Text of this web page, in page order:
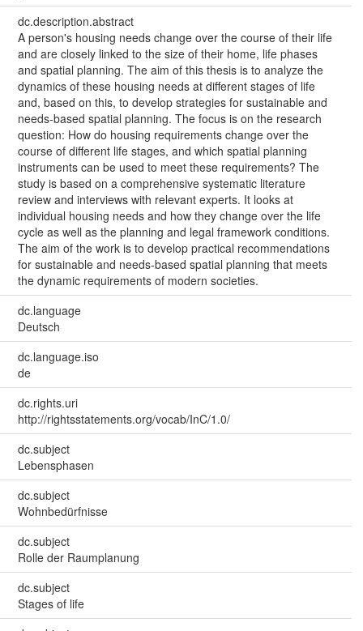
dc.description.abstract
A person's housing needs change over the course of their life
and are closely linked to the size of their home, life phases
and spatial planning. The aim of this thesis is to analyze the
dynamics of these housing needs at different stages of life
and, based on this, to develop strategies for sustainable and
needs-based spatial planning. The focus is on the research
question: How do housing requirements change over the
course of different life stages, and which spatial planning
instruments can be used to meet these requirements? The
study is based on a comprehensive systematic literature
review and interviews with relevant experts. It looks at
individual housing needs and how they change over the life
cycle as well as the planning and legal framework conditions.
The aim of the work is to develop practical recommendations
for sustainable and needs-based spatial planning that meets
the dynamic requirements of modern societies.
dc.language
Deutsch
dc.language.iso
de
dc.rights.uri
http://rightsstatements.org/vocab/InC/1.0/
dc.subject
Lebensphasen
dc.subject
Wohnbedürfnisse
dc.subject
Rolle der Raumplanung
dc.subject
Stages of life